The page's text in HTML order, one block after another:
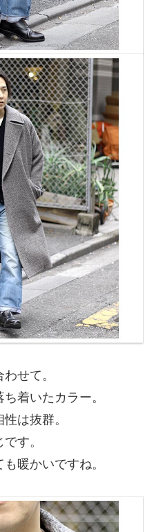
せて。
着いたカラー。
は抜群。
す。
暖かいですね。